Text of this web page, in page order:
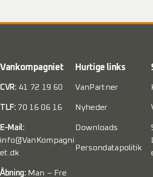
Vankompagniet
CVR: 41 72 19 60
TLF: 70 16 06 16
E-Mail:
info@VanKompagni
et.dk
Åbning: Man – Fre
Hurtige links
VanPartner
Nyheder
Downloads
Persondatapolitik